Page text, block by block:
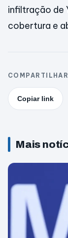
infiltração de
cobertura e
Copiar link
Mais